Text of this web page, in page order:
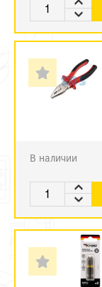
В наличии